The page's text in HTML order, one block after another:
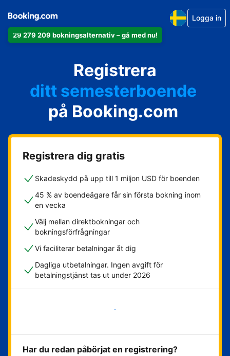
29 279 209 bokningsalternativ – gå med nu!
Logga in
Registrera
din lägenhet
ditt hotell
ditt semesterboende
din camping
ditt B&B
på Booking.com
Registrera dig gratis
Skadeskydd på upp till 1 miljon USD för boenden
45 % av boendeägare får sin första bokning inom
en vecka
Välj mellan direktbokningar och
bokningsförfrågningar
Vi faciliterar betalningar åt dig
Dagliga utbetalningar. Ingen avgift för
betalningstjänst tas ut under 2026
Kom igång nu
Har du redan påbörjat en registrering?